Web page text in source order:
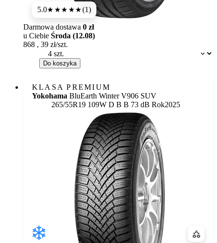
5.0★★★★★(1)
Dostępność:
Darmowa dostawa 0 zł
u Ciebie Środa (12.08)
868 , 39 zł/szt.
Do koszyka
KLASA PREMIUM
Yokohama BluEarth Winter V906 SUV
265/55R19 109W Etykieta:
D B B 73 dB Rok2025